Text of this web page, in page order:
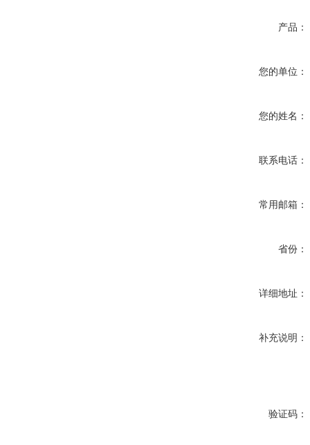
产品：
您的单位：
您的姓名：
联系电话：
常用邮箱：
省份：
详细地址：
补充说明：
验证码：